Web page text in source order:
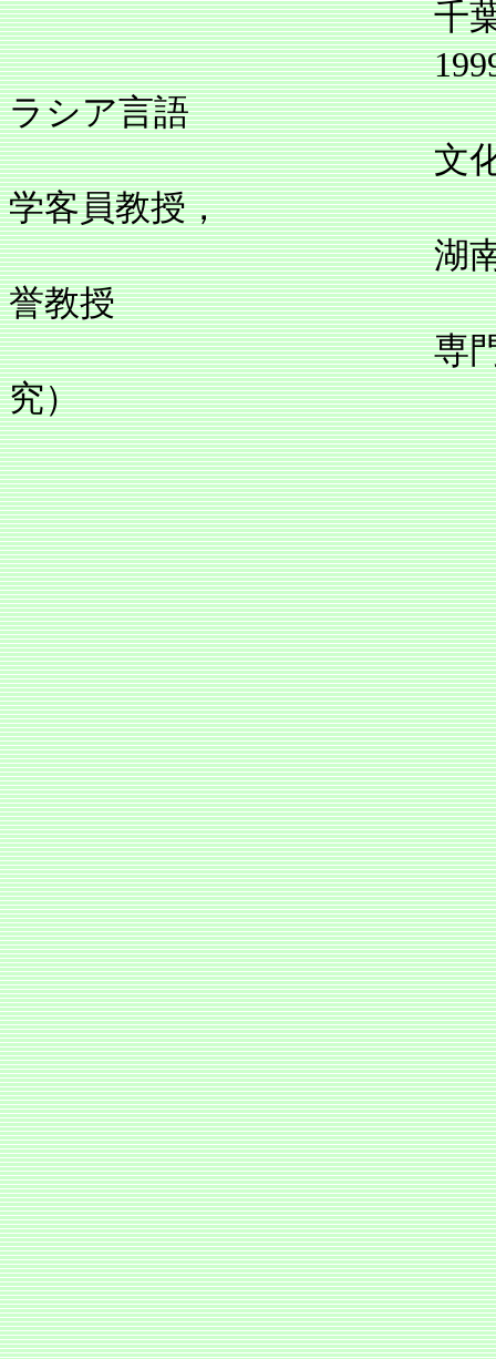
千葉県山武市
1999年まで主に
ラシア言語
文化論講座）に
学客員教授，
湖南大学名誉教
誉教授
専門は言語学（
究）